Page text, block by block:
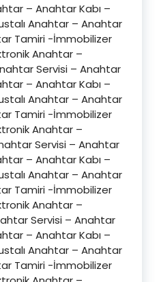
– Anahtar Kabı –
Anahtar – Anahtar
Tamiri -İmmobilizer
Anahtar –
Servisi – Anahtar
– Anahtar Kabı –
Anahtar – Anahtar
Tamiri -İmmobilizer
Anahtar –
Servisi – Anahtar
– Anahtar Kabı –
Anahtar – Anahtar
Tamiri -İmmobilizer
Anahtar –
Servisi – Anahtar
– Anahtar Kabı –
Anahtar – Anahtar
Tamiri -İmmobilizer